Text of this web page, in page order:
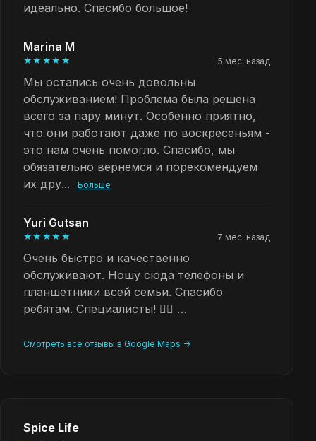
идеально. Спасибо большое!
Marina M
★★★★★ 5 мес. назад
Мы остались очень довольны
обслуживанием! Проблема была решена
всего за пару минут. Особенно приятно,
что они работают даже по воскресеньям -
это нам очень помогло. Спасибо, мы
обязательно вернемся и порекомендуем
их дру...
Больше
Yuri Gutsan
★★★★★ 7 мес. назад
Очень быстро и качественно
обслуживают. Ношу сюда телефоны и
планшетники всей семьи. Спасибо
ребятам. Специалисты! 👍🏻 …
Смотреть все отзывы в Google Maps ->
Spice Life